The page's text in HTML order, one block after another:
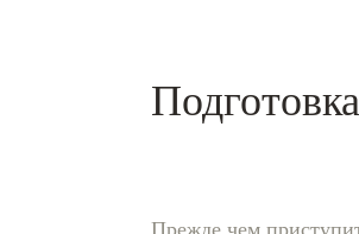
Прежде чем